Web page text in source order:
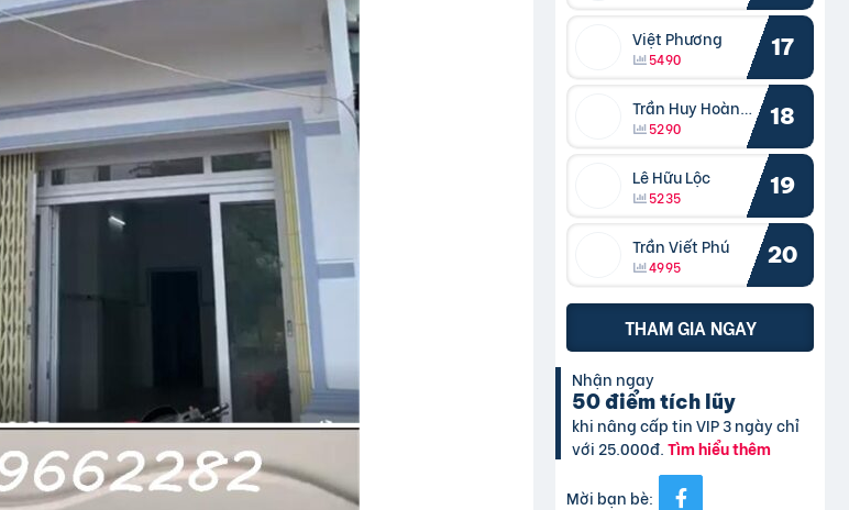
Việt Phương
5490 17
Trần Huy Hoàng Bắc
5290 18
Lê Hữu Lộc
5235 19
Trần Viết Phú
4995 20
THAM GIA NGAY
Nhận ngay
50 điểm tích lũy
khi nâng cấp tin VIP 3 ngày chỉ
với 25.000đ.Tìm hiểu thêm
Mời bạn bè: